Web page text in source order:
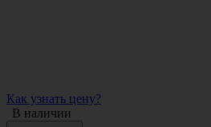
Как узнать цену?
В наличии